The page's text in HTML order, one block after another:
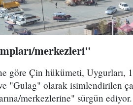
merkezleri"
göre Çin hükümeti, Uygurları,
"Gulag" olarak isimlendirilen
merkezlerine" sürgün ediyor.